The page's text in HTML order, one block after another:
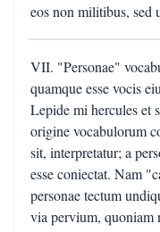
eos non militibus, sed
VII. "Personae"
quamque esse vocis
Lepide mi hercules et
origine vocabulorum
sit, interpretatur; a
esse coniectat. Nam
personae tectum
via pervium, quoniam